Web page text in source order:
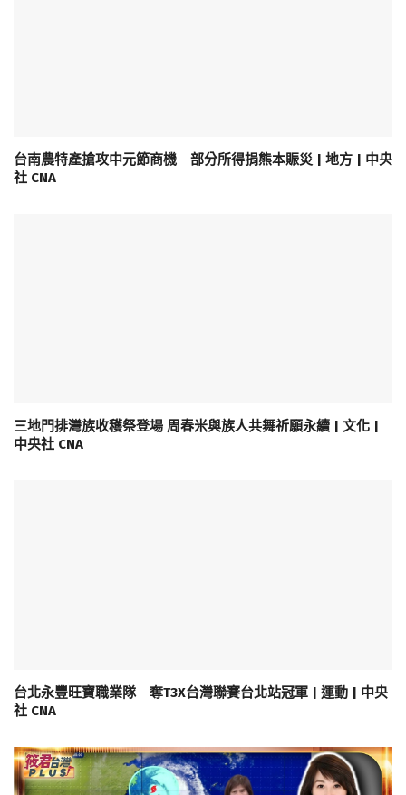
台南農特產搶攻中元節商機 部分所得捐熊本賑災 | 地方 | 中央
社 CNA
三地門排灣族收穫祭登場 周春米與族人共舞祈願永續 | 文化 |
中央社 CNA
台北永豐旺寶職業隊 奪T3X台灣聯賽台北站冠軍 | 運動 | 中央
社 CNA